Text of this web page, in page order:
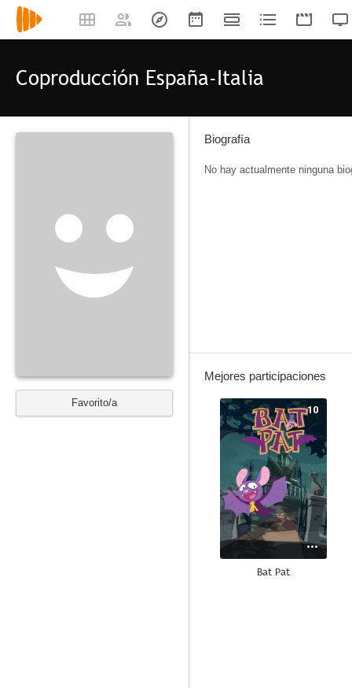
Coproducción España-Italia
Favorito/a
Biografía
No hay actualmente ninguna
Mejores participaciones
10
Bat Pat